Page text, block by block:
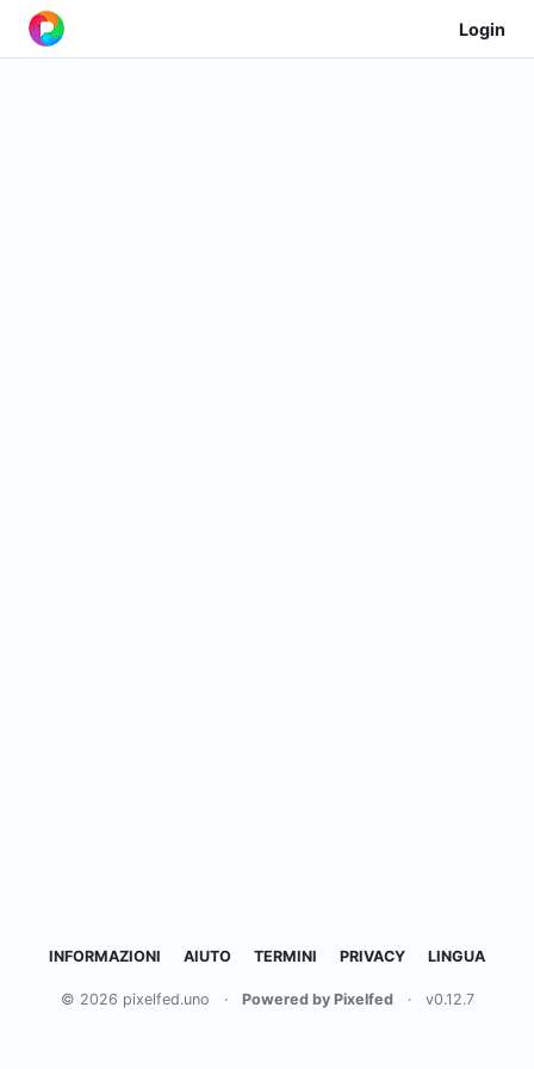
Login
INFORMAZIONI AIUTO TERMINI PRIVACY LINGUA
© 2026 pixelfed.uno · Powered by Pixelfed · v0.12.7